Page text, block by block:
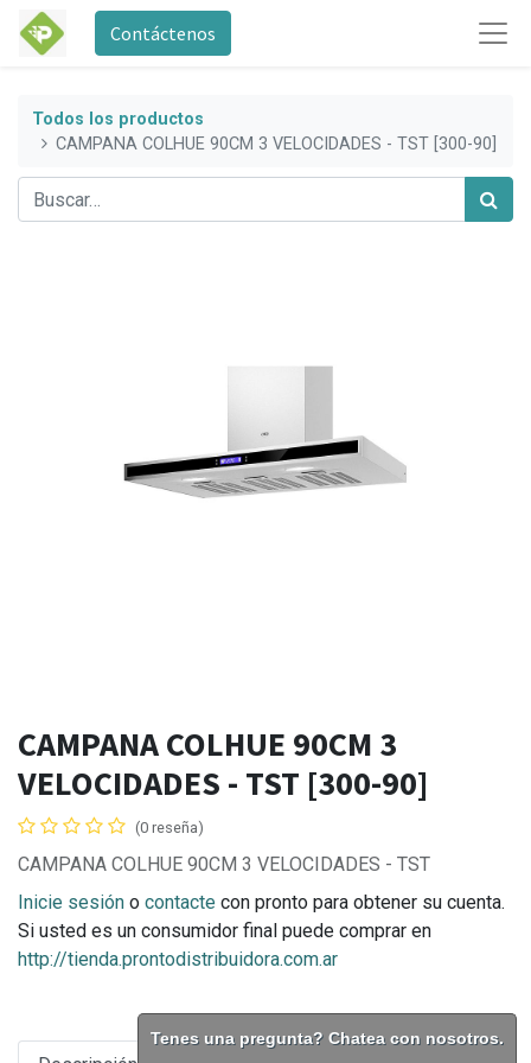
Contáctenos
Todos los productos
CAMPANA COLHUE 90CM 3 VELOCIDADES - TST [300-90]
CAMPANA COLHUE 90CM 3
VELOCIDADES - TST [300-90]
(0 reseña)
CAMPANA COLHUE 90CM 3 VELOCIDADES - TST
Inicie sesión o contacte con pronto para obtener su cuenta.
Si usted es un consumidor final puede comprar en
http://tienda.prontodistribuidora.com.ar
Tenes una pregunta? Chatea con nosotros.